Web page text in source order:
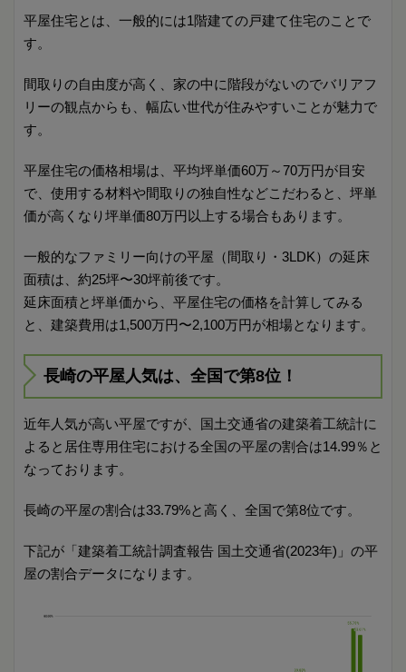
平屋住宅とは、一般的には1階建ての戸建て住宅のことで
す。
間取りの自由度が高く、家の中に階段がないのでバリアフ
リーの観点からも、幅広い世代が住みやすいことが魅力で
す。
平屋住宅の価格相場は、平均坪単価60万～70万円が目安
で、使用する材料や間取りの独自性などこだわると、坪単
価が高くなり坪単価80万円以上する場合もあります。
一般的なファミリー向けの平屋（間取り・3LDK）の延床
面積は、約25坪〜30坪前後です。
延床面積と坪単価から、平屋住宅の価格を計算してみる
と、建築費用は1,500万円〜2,100万円が相場となります。
長崎の平屋人気は、全国で第8位！
近年人気が高い平屋ですが、国土交通省の建築着工統計に
よると居住専用住宅における全国の平屋の割合は14.99％と
なっております。
長崎の平屋の割合は33.79%と高く、全国で第8位です。
下記が「建築着工統計調査報告 国土交通省(2023年)」の平
屋の割合データになります。